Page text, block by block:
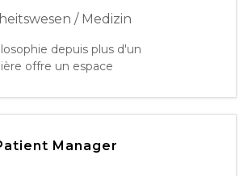
/ Medizin
depuis plus d'un
offre un espace
où le patient est au centre
Prenant en compte
besoins biologiques,
et spirituels, nos activités
personne ayant besoin
maintenir ou
Manager